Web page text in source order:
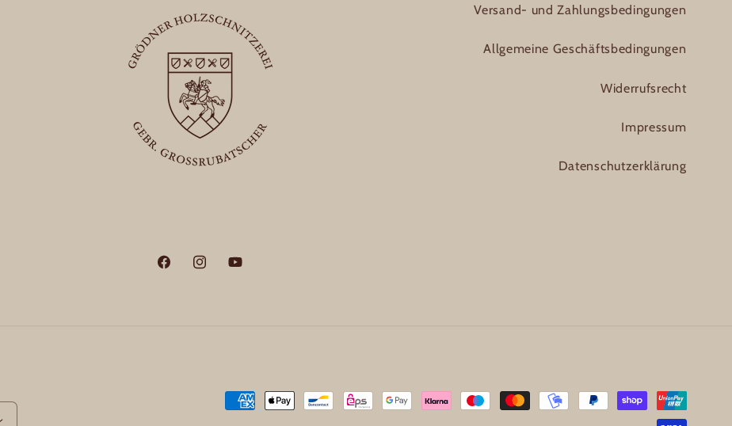
Versand- und Zahlungsbedingungen
Allgemeine Geschäftsbedingungen
Widerrufsrecht
Impressum
Datenschutzerklärung
FacebookInstagramYouTube
Zahlungsmethoden